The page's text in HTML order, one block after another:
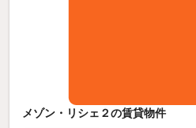
メゾン・リシェ２の賃貸物件